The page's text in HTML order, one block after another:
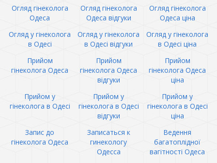
Огляд гінеколога
Одеса
Огляд гінеколога
Одеса відгуки
Огляд гінеколога
Одеса ціна
Огляд у гінеколога
в Одесі
Огляд у гінеколога
в Одесі відгуки
Огляд у гінеколога
в Одесі ціна
Прийом
гінеколога Одеса
Прийом
гінеколога Одеса
відгуки
Прийом
гінеколога Одеса
ціна
Прийом у
гінеколога в Одесі
Прийом у
гінеколога в Одесі
відгуки
Прийом у
гінеколога в Одесі
ціна
Запис до
гінеколога Одеса
Записаться к
гинекологу
Одесса
Ведення
багатоплідної
вагітності Одеса